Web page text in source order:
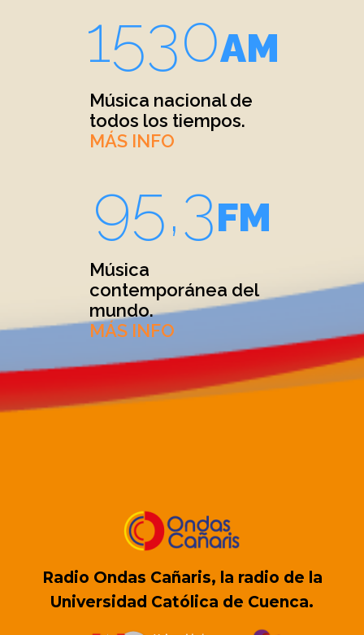
1530AM
Música nacional de
todos los tiempos.
MÁS INFO
95,3FM
Música
contemporánea del
mundo.
MÁS INFO
Radio Ondas Cañaris, la radio de la
Universidad Católica de Cuenca.